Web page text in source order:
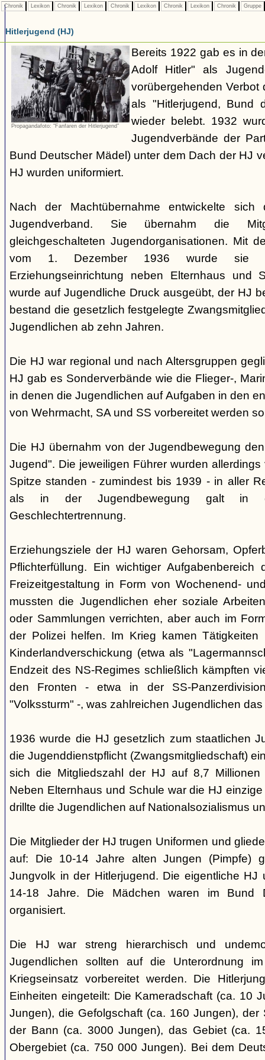
Chronik Lexikon Chronik Lexikon Chronik Lexikon Chronik Lexikon Chronik Gruppe
Hitlerjugend (HJ)
Propagandafoto: "Fanfaren der Hitlerjugend"
Bereits 1922 gab es in
Adolf Hitler" als
vorübergehenden Verbot
als "Hitlerjugend, Bund
wieder belebt. 1932
Jugendverbände der
Bund Deutscher Mädel) unter dem Dach der HJ
HJ wurden uniformiert.
Nach der Machtübernahme entwickelte
Jugendverband. Sie übernahm die
gleichgeschalteten Jugendorganisationen. Mit
vom 1. Dezember 1936 wurde sie
Erziehungseinrichtung neben Elternhaus und
wurde auf Jugendliche Druck ausgeübt, der HJ
bestand die gesetzlich festgelegte
Jugendlichen ab zehn Jahren.
Die HJ war regional und nach Altersgruppen
HJ gab es Sonderverbände wie die Flieger-,
in denen die Jugendlichen auf Aufgaben in den
von Wehrmacht, SA und SS vorbereitet werden
Die HJ übernahm von der Jugendbewegung
Jugend". Die jeweiligen Führer wurden
Spitze standen - zumindest bis 1939 - in aller
als in der Jugendbewegung galt in
Geschlechtertrennung.
Erziehungsziele der HJ waren Gehorsam,
Pflichterfüllung. Ein wichtiger
Freizeitgestaltung in Form von Wochenend-
mussten die Jugendlichen eher soziale
oder Sammlungen verrichten, aber auch im
der Polizei helfen. Im Krieg kamen
Kinderlandverschickung (etwa als
Endzeit des NS-Regimes schließlich kämpften
den Fronten - etwa in der SS-
"Volkssturm" -, was zahlreichen Jugendlichen
1936 wurde die HJ gesetzlich zum staatlichen
die Jugenddienstpflicht (Zwangsmitgliedschaft)
sich die Mitgliedszahl der HJ auf 8,7 Millionen
Neben Elternhaus und Schule war die HJ
drillte die Jugendlichen auf Nationalsozialismus
Die Mitglieder der HJ trugen Uniformen und
auf: Die 10-14 Jahre alten Jungen (Pimpfe)
Jungvolk in der Hitlerjugend. Die eigentliche HJ
14-18 Jahre. Die Mädchen waren im Bund
organisiert.
Die HJ war streng hierarchisch und
Jugendlichen sollten auf die Unterordnung
Kriegseinsatz vorbereitet werden. Die
Einheiten eingeteilt: Die Kameradschaft (ca. 10
Jungen), die Gefolgschaft (ca. 160 Jungen), der
der Bann (ca. 3000 Jungen), das Gebiet (ca.
Obergebiet (ca. 750 000 Jungen). Bei dem